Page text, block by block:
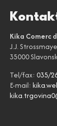
Kika Comerc
J.J.
35000
Tel/fax: 035/
E-mail: